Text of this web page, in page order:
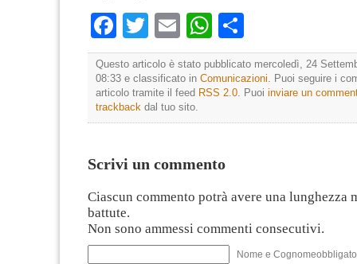
Facebook
TwitterEmailWhatsApp
Questo articolo è stato pubblicato mercoledì, 24
08:33 e classificato in Comunicazioni . Puoi seguire i
articolo tramite il feed RSS 2.0 . Puoi inviare un
trackback dal tuo sito.
Scrivi un commento
Ciascun commento potrà avere una lunghezza
battute.
Non sono ammessi commenti consecutivi.
Nome e